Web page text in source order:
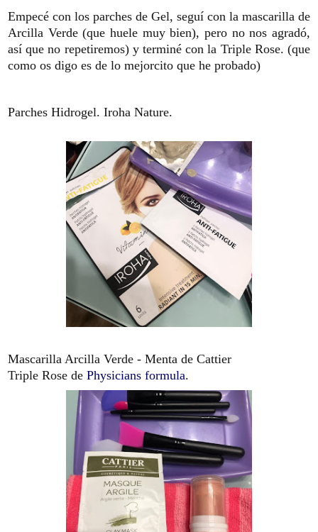
Empecé con los parches de Gel, seguí con la mascarilla de
Arcilla Verde (que huele muy bien), pero no nos agradó,
así que no repetiremos) y terminé con la Triple Rose. (que
como os digo es de lo mejorcito que he probado)
Parches Hidrogel. Iroha Nature.
Mascarilla Arcilla Verde - Menta de Cattier
Triple Rose de Physicians formula.